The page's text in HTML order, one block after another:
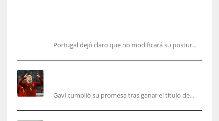
Portugal dejó claro que no modificará su postur...
Gavi cumplió su promesa tras ganar el título de...